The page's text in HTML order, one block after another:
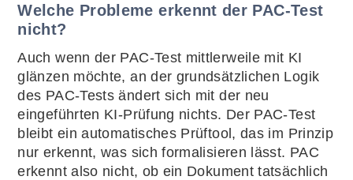
Welche Probleme erkennt der PAC-Test
nicht?
Auch wenn der PAC-Test mittlerweile mit KI
glänzen möchte, an der grundsätzlichen Logik
des PAC-Tests ändert sich mit der neu
eingeführten KI-Prüfung nichts. Der PAC-Test
bleibt ein automatisches Prüftool, das im Prinzip
nur erkennt, was sich formalisieren lässt. PAC
erkennt also nicht, ob ein Dokument tatsächlich